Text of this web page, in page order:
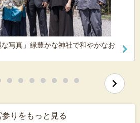
な写真」緑豊かな神社で和やかなお
参りをもっと見る